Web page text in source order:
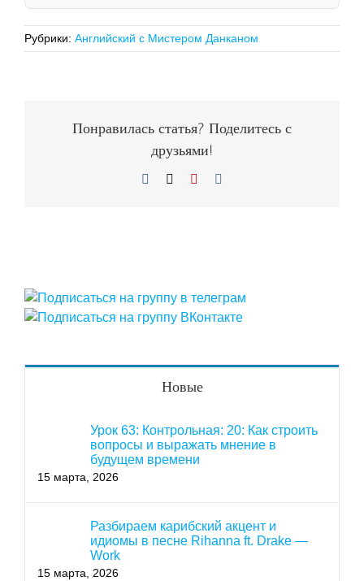
Рубрики: Английский с Мистером Данканом
Понравилась статья? Поделитесь с
друзьями!
Facebook Pinterest
Новые
Урок 63: Контрольная: 20: Как строить
вопросы и выражать мнение в
будущем времени
15 марта, 2026
Разбираем карибский акцент и
идиомы в песне Rihanna ft. Drake —
Work
15 марта, 2026